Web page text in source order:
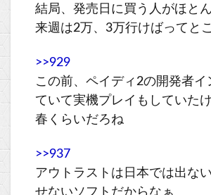
結局、発売日に買う人がほと
来週は2万、3万行けばってと
>>929
この前、ペイディ2の開発者イ
ていて実機プレイもしていた
春くらいだろね
>>937
アウトラストは日本では出な
せないソフトだからなぁ